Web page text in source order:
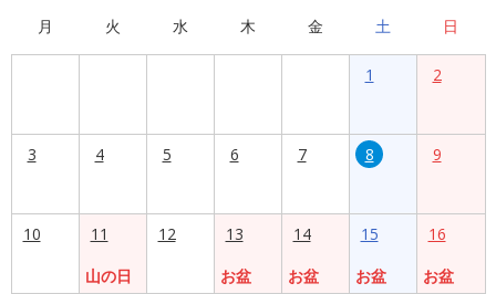
月 火 水 木 金 土 日
1 2
3 4 5 6 7 8 9
10
11
山の日
12
13
お盆
14
お盆
15
お盆
16
お盆